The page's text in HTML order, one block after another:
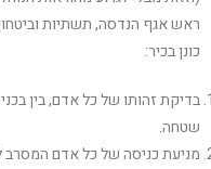
ראש אגף הנדסה, תשתיות
כונן בכיר:
בדיקת זהותו של כל אדם, בין
שטחה.
מניעת כניסה של כל אדם המסרב